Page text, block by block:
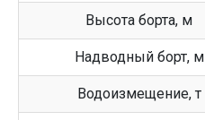
Высота борта, м
Надводный борт, м
Водоизмещение, т